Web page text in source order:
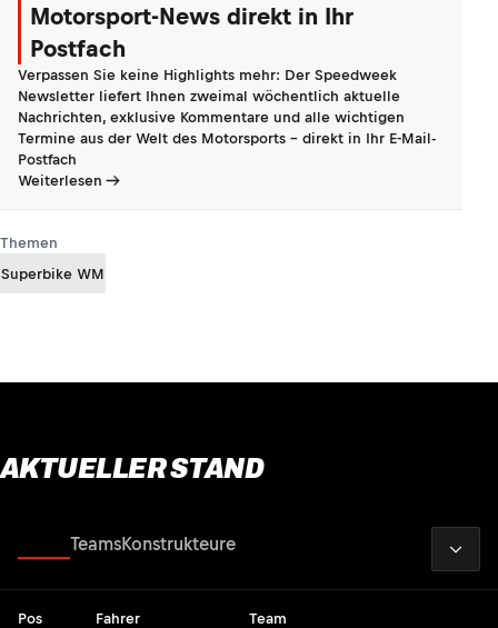
Motorsport-News direkt in Ihr
Postfach
Verpassen Sie keine Highlights mehr: Der Speedweek
Newsletter liefert Ihnen zweimal wöchentlich aktuelle
Nachrichten, exklusive Kommentare und alle wichtigen
Termine aus der Welt des Motorsports - direkt in Ihr E-Mail-
Postfach
Weiterlesen
Themen
Superbike WM
AKTUELLER STAND
TeamsKonstrukteure
Pos Fahrer Team